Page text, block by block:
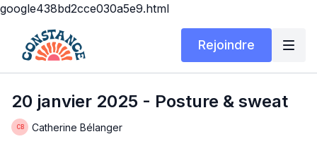
google438bd2cce030a5e9.html
Rejoindre
20 janvier 2025 - Posture & sweat
Catherine Bélanger